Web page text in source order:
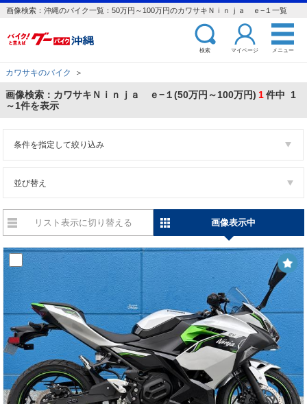
画像検索：沖縄のバイク一覧：50万円～100万円のカワサキＮｉｎｊａ ｅ−１一覧
検索 マイページ メニュー
カワサキのバイク ＞
画像検索：カワサキＮｉｎｊａ ｅ−１(50万円～100万円) 1件中 1
～1件を表示
条件を指定して絞り込み
並び替え
リスト表示に切り替える 画像表示中